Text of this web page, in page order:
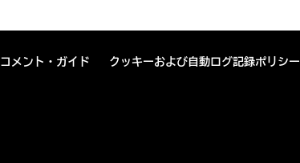
コメント・ガイド クッキーおよび自動ログ記録ポリシー